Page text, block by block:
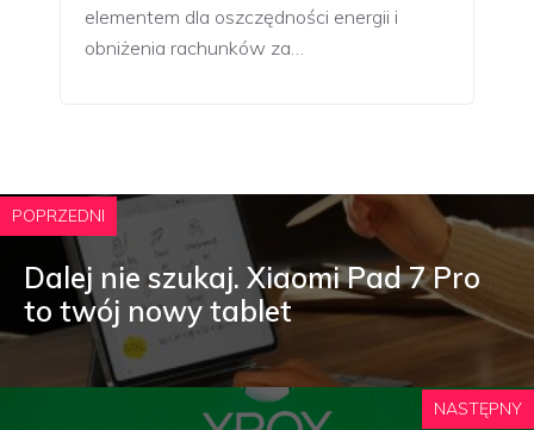
elementem dla oszczędności energii i
obniżenia rachunków za…
POPRZEDNI
Dalej nie szukaj. Xiaomi Pad 7 Pro
to twój nowy tablet
NASTĘPNY